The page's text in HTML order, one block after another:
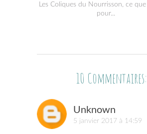
Les Coliques du Nourrisson, ce
pour...
10 Commentaires:
Unknown
5 janvier 2017 à 14:59